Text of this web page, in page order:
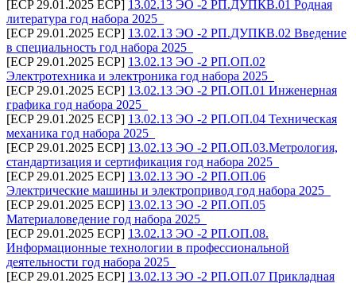
[ECP 29.01.2025 ECP] 13.02.13 ЭО -2 РП.ДУПКВ.01 Родная
литература год набора 2025_
[ECP 29.01.2025 ECP] 13.02.13 ЭО -2 РП.ДУПКВ.02 Введение
в специальность год набора 2025_
[ECP 29.01.2025 ECP] 13.02.13 ЭО -2 РП.ОП.02
Электротехника и электроника год набора 2025_
[ECP 29.01.2025 ECP] 13.02.13 ЭО -2 РП.ОП.01 Инженерная
графика год набора 2025_
[ECP 29.01.2025 ECP] 13.02.13 ЭО -2 РП.ОП.04 Техническая
механика год набора 2025_
[ECP 29.01.2025 ECP] 13.02.13 ЭО -2 РП.ОП.03.Метрология,
стандартизация и сертификация год набора 2025_
[ECP 29.01.2025 ECP] 13.02.13 ЭО -2 РП.ОП.06
Электрические машины и электропривод год набора 2025_
[ECP 29.01.2025 ECP] 13.02.13 ЭО -2 РП.ОП.05
Материаловедение год набора 2025_
[ECP 29.01.2025 ECP] 13.02.13 ЭО -2 РП.ОП.08.
Информационные технологии в профессиональной
деятельности год набора 2025_
[ECP 29.01.2025 ECP] 13.02.13 ЭО -2 РП.ОП.07 Прикладная